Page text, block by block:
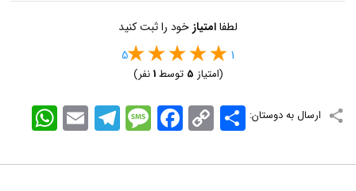
لطفاامتیاز خود را ثبت کنید
1
5
(امتیاز 5 توسط1نفر)
ارسال به دوستان: WhatsApp EmailTelegramMessageFacebook Copy
Link
اشتراک